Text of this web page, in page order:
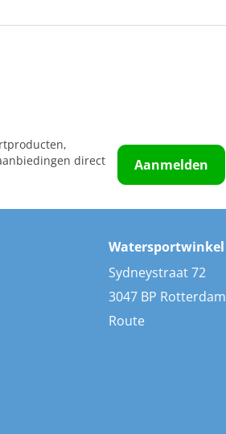
direct
Aanmelden
Watersportwinkel
Sydneystraat 72
3047 BP Rotterdam
Route